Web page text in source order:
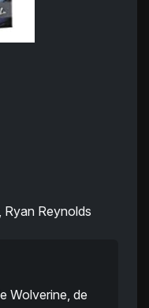
Ryan Reynolds
Wolverine, de